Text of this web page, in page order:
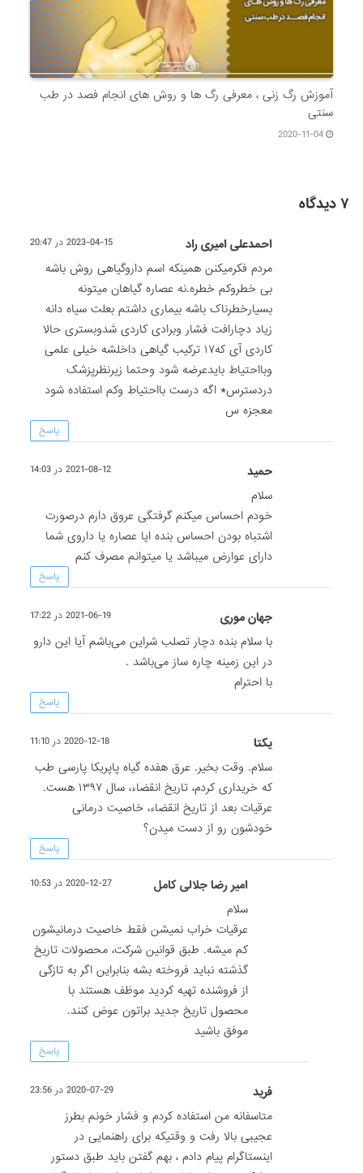
آموزش رگ زنی ، معرفی رگ ها و روش های انجام فصد در طب
سنتی
2020-11-04
۷ دیدگاه
احمدعلی امیری راد 2023-04-15 در 20:47
مردم فکرمیکنن همینکه اسم داروگیاهی روش باشه
بی خطروکم خطره.نه عصاره گیاهان میتونه
بسیارخطرناک باشه بیماری داشتم بعلت سیاه دانه
زیاد دچارافت فشار وبرادی کاردی شدوبستری حالا
کاردی آی که۱۷ ترکیب گیاهی داخلشه خیلی علمی
وبااحتیاط بایدعرضه شود وحتما زیرنظرپزشک
دردسترس* اگه درست بااحتیاط وکم استفاده شود
معجزه س
پاسخ
حمید 2021-08-12 در 14:03
سلام
خودم احساس میکنم گرفتگی عروق دارم درصورت
اشتباه بودن احساس بنده ایا عصاره یا داروی شما
دارای عوارض میباشد یا میتوانم مصرف کنم
پاسخ
جهان موری 2021-06-19 در 17:22
با سلام بنده دچار تصلب شراین می‌باشم آیا این دارو
در این زمینه چاره ساز می‌باشد .
با احترام
پاسخ
یکتا 2020-12-18 در 11:10
سلام. وقت بخیر. عرق هفده گیاه پاپریکا پارسی طب
که خریداری کردم، تاریخ انقضاء، سال ۱۳۹۷ هست.
عرقیات بعد از تاریخ انقضاء، خاصیت درمانی
خودشون رو از دست میدن؟
پاسخ
امیر رضا جلالی کامل 2020-12-27 در 10:53
سلام
عرقیات خراب نمیشن فقط خاصیت درمانیشون
کم میشه. طبق قوانین شرکت، محصولات تاریخ
گذشته نباید فروخته بشه بنابراین اگر به تازگی
از فروشنده تهیه کردید موظف هستند با
محصول تاریخ جدید براتون عوض کنند.
موفق باشید
پاسخ
فرید 2020-07-29 در 23:56
متاسفانه من استفاده کردم و فشار خونم بطرز
عجیبی بالا رفت و وقتیکه برای راهنمایی در
اینستاگرام پیام دادم ، بهم گفتن باید طبق دستور